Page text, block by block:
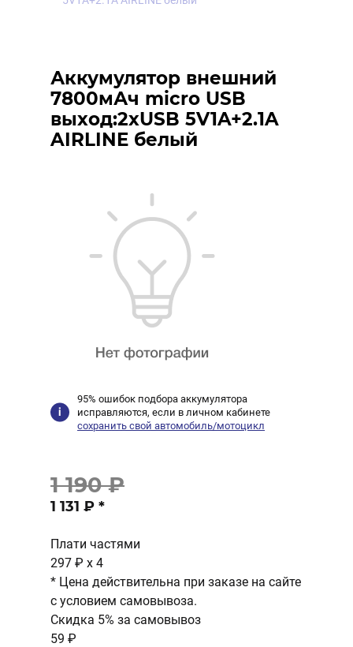
Аккумулятор внешний
7800мАч micro USB
выход:2хUSB 5V1A+2.1A
AIRLINE белый
95% ошибок подбора аккумулятора
исправляются, если в личном кабинете
сохранить свой автомобиль/мотоцикл
1 190 ₽
1 131 ₽ *
Плати частями
297 ₽ x 4
* Цена действительна при заказе на сайте
с условием самовывоза.
Скидка 5% за самовывоз
59 ₽